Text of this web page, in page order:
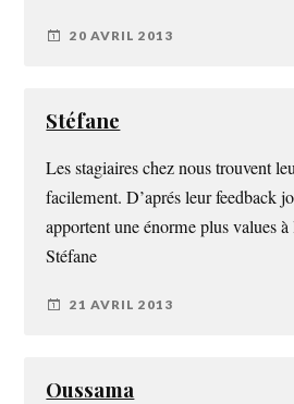
20 AVRIL 2013
Stéfane
Les stagiaires chez nous trouvent
facilement. D’aprés leur feedback
apportent une énorme plus values à
Stéfane
21 AVRIL 2013
Oussama